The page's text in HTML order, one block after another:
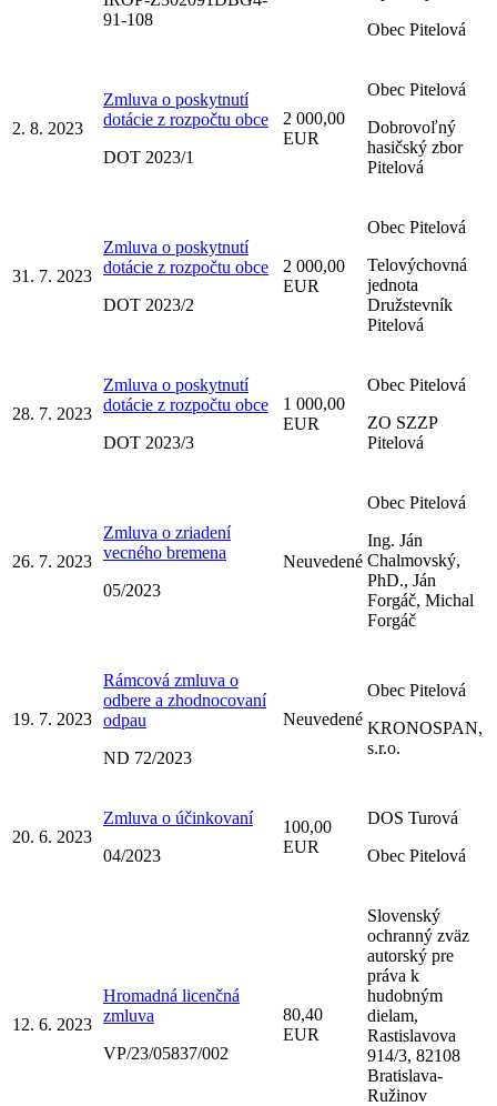
91-108
Obec Pitelová
2. 8. 2023
Zmluva o poskytnutí
dotácie z rozpočtu obce
DOT 2023/1
2 000,00
EUR
Obec Pitelová
Dobrovoľný
hasičský zbor
Pitelová
31. 7. 2023
Zmluva o poskytnutí
dotácie z rozpočtu obce
DOT 2023/2
2 000,00
EUR
Obec Pitelová
Telovýchovná
jednota
Družstevník
Pitelová
28. 7. 2023
Zmluva o poskytnutí
dotácie z rozpočtu obce
DOT 2023/3
1 000,00
EUR
Obec Pitelová
ZO SZZP
Pitelová
26. 7. 2023
Zmluva o zriadení
vecného bremena
05/2023
Neuvedené
Obec Pitelová
Ing. Ján
Chalmovský,
PhD., Ján
Forgáč, Michal
Forgáč
19. 7. 2023
Rámcová zmluva o
odbere a zhodnocovaní
odpau
ND 72/2023
Neuvedené
Obec Pitelová
KRONOSPAN,
s.r.o.
20. 6. 2023
Zmluva o účinkovaní
04/2023
100,00
EUR
DOS Turová
Obec Pitelová
12. 6. 2023
Hromadná licenčná
zmluva
VP/23/05837/002
80,40
EUR
Slovenský
ochranný zväz
autorský pre
práva k
hudobným
dielam,
Rastislavova
914/3, 82108
Bratislava-
Ružinov